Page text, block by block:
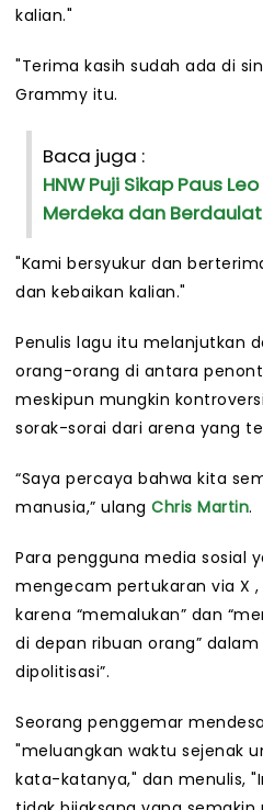
kalian."
"Terima kasih sudah ada di
Grammy itu.
Baca juga :
HNW Puji Sikap Paus
Merdeka dan Berdaulat
"Kami bersyukur dan
dan kebaikan kalian."
Penulis lagu itu melanjutkan
orang-orang di antara
meskipun mungkin
sorak-sorai dari arena yang
“Saya percaya bahwa kita
manusia,” ulang Chris Martin.
Para pengguna media sosial
mengecam pertukaran via X
karena “memalukan” dan
di depan ribuan orang”
dipolitisasi”.
Seorang penggemar
"meluangkan waktu sejenak
kata-katanya," dan menulis,